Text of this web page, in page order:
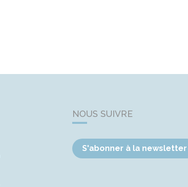
NOUS SUIVRE
S'abonner à la newsletter